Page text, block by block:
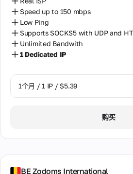
Speed up to 150 mbps
Low Ping
Supports SOCKS5 with UDP and
Unlimited Bandwith
1 Dedicated IP
1个月 / 1 IP / $5.39
购买
BE Zodoms International